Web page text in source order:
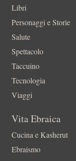
Libri
Personaggi e Storie
Salute
Spettacolo
Taccuino
Tecnologia
Viaggi
Vita Ebraica
Cucina e Kasherut
Ebraismo